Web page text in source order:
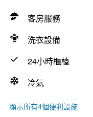
客房服務
洗衣設備
24小時櫃檯
冷氣
顯示所有4個便利設施